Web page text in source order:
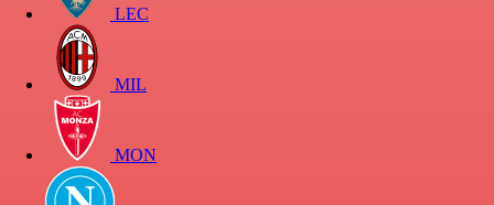
LEC
MIL
MON